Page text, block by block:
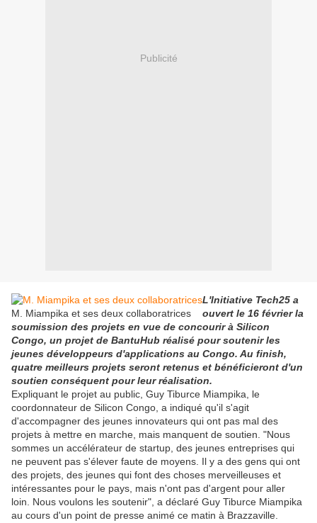
Publicité
M. Miampika et ses deux collaboratrices
L'Initiative Tech25 a
ouvert le 16 février la
soumission des projets en vue de concourir à Silicon
Congo, un projet de BantuHub réalisé pour soutenir les
jeunes développeurs d'applications au Congo. Au finish,
quatre meilleurs projets seront retenus et bénéficieront d'un
soutien conséquent pour leur réalisation.
Expliquant le projet au public, Guy Tiburce Miampika, le
coordonnateur de Silicon Congo, a indiqué qu'il s'agit
d'accompagner des jeunes innovateurs qui ont pas mal des
projets à mettre en marche, mais manquent de soutien. "Nous
sommes un accélérateur de startup, des jeunes entreprises qui
ne peuvent pas s'élever faute de moyens. Il y a des gens qui ont
des projets, des jeunes qui font des choses merveilleuses et
intéressantes pour le pays, mais n'ont pas d'argent pour aller
loin. Nous voulons les soutenir", a déclaré Guy Tiburce Miampika
au cours d'un point de presse animé ce matin à Brazzaville.